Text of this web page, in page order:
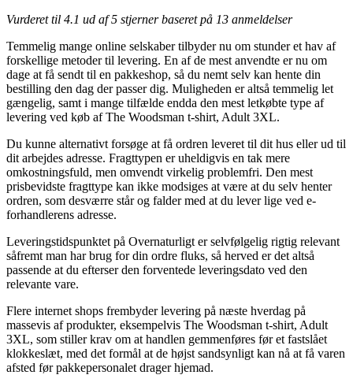
Vurderet til 4.1 ud af 5 stjerner baseret på 13 anmeldelser
Temmelig mange online selskaber tilbyder nu om stunder et hav af
forskellige metoder til levering. En af de mest anvendte er nu om
dage at få sendt til en pakkeshop, så du nemt selv kan hente din
bestilling den dag der passer dig. Muligheden er altså temmelig let
gængelig, samt i mange tilfælde endda den mest letkøbte type af
levering ved køb af The Woodsman t-shirt, Adult 3XL.
Du kunne alternativt forsøge at få ordren leveret til dit hus eller ud til
dit arbejdes adresse. Fragttypen er uheldigvis en tak mere
omkostningsfuld, men omvendt virkelig problemfri. Den mest
prisbevidste fragttype kan ikke modsiges at være at du selv henter
ordren, som desværre står og falder med at du lever lige ved e-
forhandlerens adresse.
Leveringstidspunktet på Overnaturligt er selvfølgelig rigtig relevant
såfremt man har brug for din ordre fluks, så herved er det altså
passende at du efterser den forventede leveringsdato ved den
relevante vare.
Flere internet shops frembyder levering på næste hverdag på
massevis af produkter, eksempelvis The Woodsman t-shirt, Adult
3XL, som stiller krav om at handlen gemmenføres før et fastslået
klokkeslæt, med det formål at de højst sandsynligt kan nå at få varen
afsted før pakkepersonalet drager hjemad.